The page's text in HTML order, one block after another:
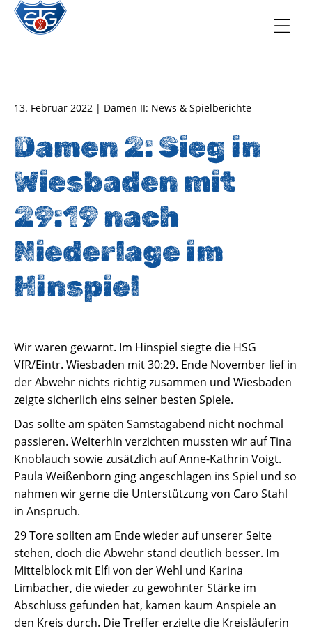
13. Februar 2022 | Damen II: News & Spielberichte
Damen 2: Sieg in
Wiesbaden mit
29:19 nach
Niederlage im
Hinspiel
Wir waren gewarnt. Im Hinspiel siegte die HSG
VfR/Eintr. Wiesbaden mit 30:29. Ende November lief in
der Abwehr nichts richtig zusammen und Wiesbaden
zeigte sicherlich eins seiner besten Spiele.
Das sollte am späten Samstagabend nicht nochmal
passieren. Weiterhin verzichten mussten wir auf Tina
Knoblauch sowie zusätzlich auf Anne-Kathrin Voigt.
Paula Weißenborn ging angeschlagen ins Spiel und so
nahmen wir gerne die Unterstützung von Caro Stahl
in Anspruch.
29 Tore sollten am Ende wieder auf unserer Seite
stehen, doch die Abwehr stand deutlich besser. Im
Mittelblock mit Elfi von der Wehl und Karina
Limbacher, die wieder zu gewohnter Stärke im
Abschluss gefunden hat, kamen kaum Anspiele an
den Kreis durch. Die Treffer erzielte die Kreisläuferin